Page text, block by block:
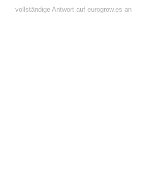
vollständige Antwort auf eurogrow.es an